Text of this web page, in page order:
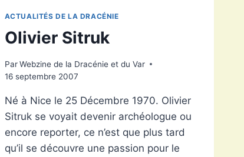
ACTUALITÉS DE LA DRACÉNIE
Olivier Sitruk
Par Webzine de la Dracénie et du Var
16 septembre 2007
Né à Nice le 25 Décembre 1970. Olivier
Sitruk se voyait devenir archéologue ou
encore reporter, ce n’est que plus tard
qu’il se découvre une passion pour le